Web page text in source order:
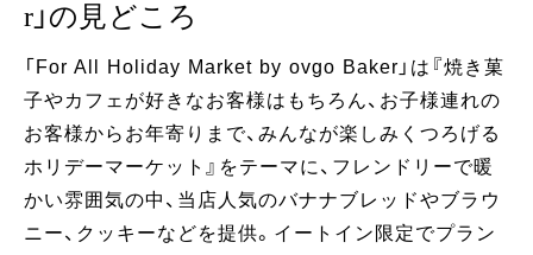
r」の見どころ
「For All Holiday Market by ovgo Baker」は『焼き菓
子やカフェが好きなお客様はもちろん、お子様連れの
お客様からお年寄りまで、みんなが楽しみくつろげる
ホリデーマーケット』をテーマに、フレンドリーで暖
かい雰囲気の中、当店人気のバナナブレッドやブラウ
ニー、クッキーなどを提供。イートイン限定でプラン